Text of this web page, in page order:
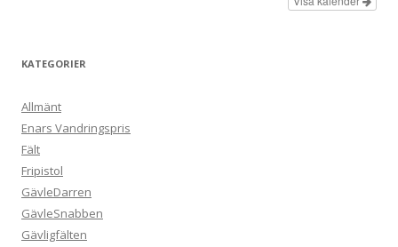
KATEGORIER
Allmänt
Enars Vandringspris
Fält
Fripistol
GävleDarren
GävleSnabben
Gävligfälten